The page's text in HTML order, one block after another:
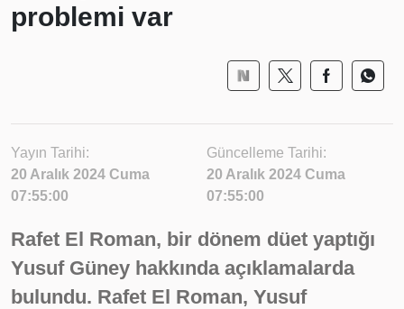
problemi var
Yayın Tarihi:
20 Aralık 2024 Cuma
07:55:00
Güncelleme Tarihi:
20 Aralık 2024 Cuma
07:55:00
Rafet El Roman, bir dönem düet yaptığı
Yusuf Güney hakkında açıklamalarda
bulundu. Rafet El Roman, Yusuf